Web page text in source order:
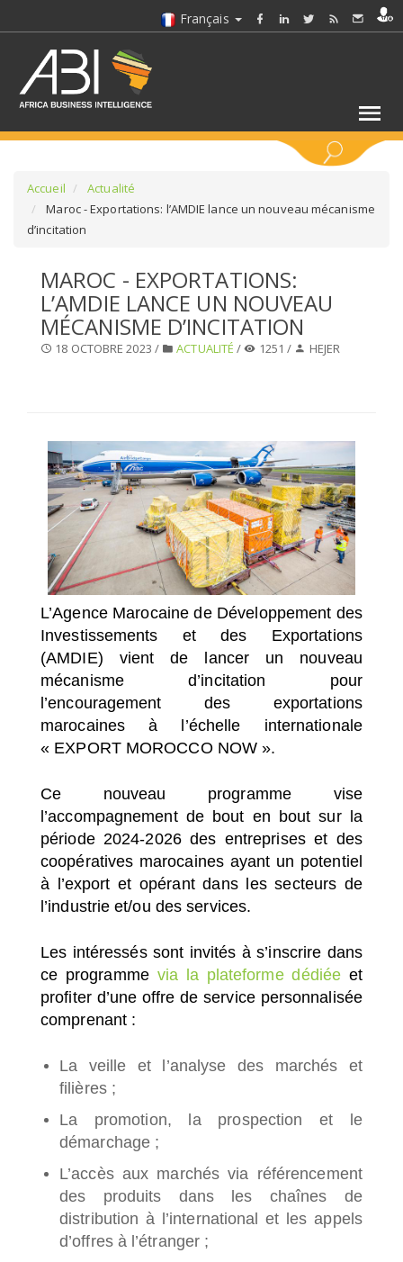
Français
SÉLECTIONNEZ UN DOSSIER
SELECTIONNEZ UNE SECTION
Accueil
Actualité
Maroc - Exportations: l’AMDIE lance un nouveau mécanisme
d’incitation
MAROC - EXPORTATIONS:
L’AMDIE LANCE UN NOUVEAU
MÉCANISME D’INCITATION
18 OCTOBRE 2023 / ACTUALITÉ / 1251 / HEJER
L’Agence Marocaine de Développement des
Investissements et des Exportations
(AMDIE) vient de lancer un nouveau
mécanisme d’incitation pour
l’encouragement des exportations
marocaines à l’échelle internationale
« EXPORT MOROCCO NOW ».
Ce nouveau programme vise
l’accompagnement de bout en bout sur la
période 2024-2026 des entreprises et des
coopératives marocaines ayant un potentiel
à l’export et opérant dans les secteurs de
l’industrie et/ou des services.
Les intéressés sont invités à s’inscrire dans
ce programme via la plateforme dédiée et
profiter d’une offre de service personnalisée
comprenant :
La veille et l’analyse des marchés et
filières ;
La promotion, la prospection et le
démarchage ;
L’accès aux marchés via référencement
des produits dans les chaînes de
distribution à l’international et les appels
d’offres à l’étranger ;